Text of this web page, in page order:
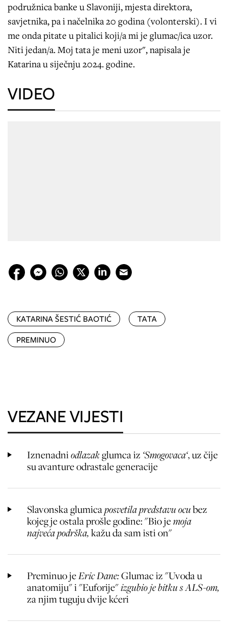
podružnica banke u Slavoniji, mjesta direktora,
savjetnika, pa i načelnika 20 godina (volonterski). I vi
me onda pitate u pitalici koji/a mi je glumac/ica uzor.
Niti jedan/a. Moj tata je meni uzor", napisala je
Katarina u siječnju 2024. godine.
VIDEO
KATARINA ŠESTIĆ BAOTIĆ
TATA
PREMINUO
VEZANE VIJESTI
Iznenadniodlazakglumca iz‘Smogovaca‘, uz čije
su avanture odrastale generacije
Slavonska glumicaposvetila predstavu ocubez
kojeg je ostala prošle godine: "Bio jemoja
najveća podrška,kažu da sam isti on"
Preminuo jeEric Dane:Glumac iz "Uvoda u
anatomiju" i "Euforije"izgubio je bitku s ALS-om,
za njim tuguju dvije kćeri